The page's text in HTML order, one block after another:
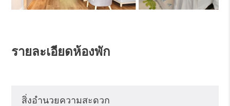
รายละเอียดห้องพัก
สิ่งอำนวยความสะดวก